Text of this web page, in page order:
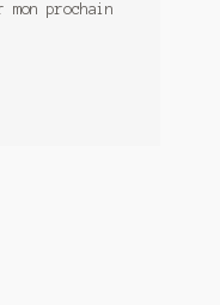
prochain